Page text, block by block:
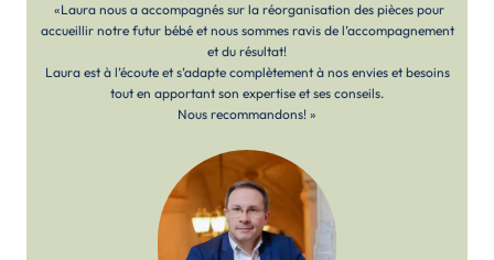
«Laura nous a accompagnés sur la réorganisation des pièces pour
accueillir notre futur bébé et nous sommes ravis de l’accompagnement
et du résultat!
Laura est à l’écoute et s’adapte complètement à nos envies et besoins
tout en apportant son expertise et ses conseils.
Nous recommandons! »